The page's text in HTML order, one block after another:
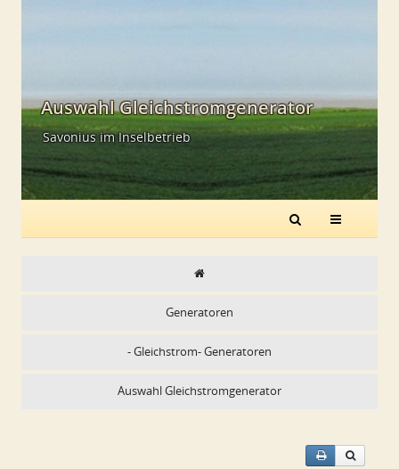
Auswahl Gleichstromgenerator
Savonius im Inselbetrieb
Generatoren
- Gleichstrom- Generatoren
Auswahl Gleichstromgenerator